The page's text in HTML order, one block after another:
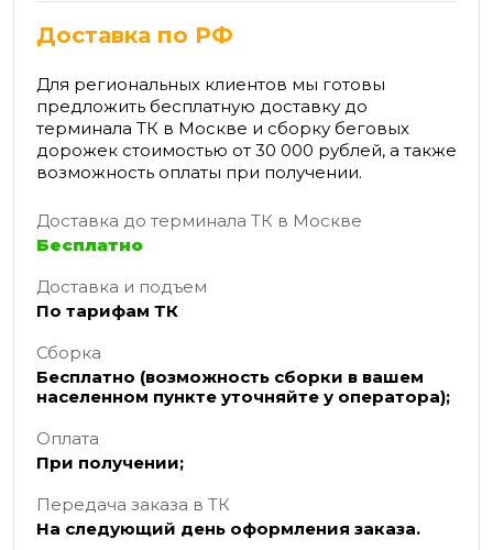
Доставка по РФ
Для региональных клиентов мы готовы
предложить бесплатную доставку до
терминала ТК в Москве и сборку беговых
дорожек стоимостью от 30 000 рублей, а также
возможность оплаты при получении.
Доставка до терминала ТК в Москве
Бесплатно
Доставка и подъем
По тарифам ТК
Сборка
Бесплатно (возможность сборки в вашем
населенном пункте уточняйте у оператора);
Оплата
При получении;
Передача заказа в ТК
На следующий день оформления заказа.